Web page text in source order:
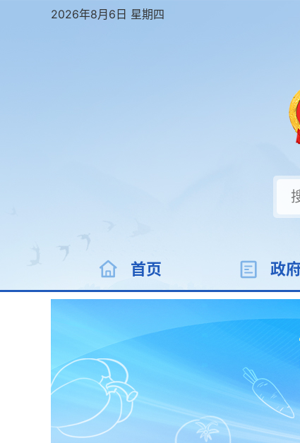
2026年8月6日 星期四
首页 政